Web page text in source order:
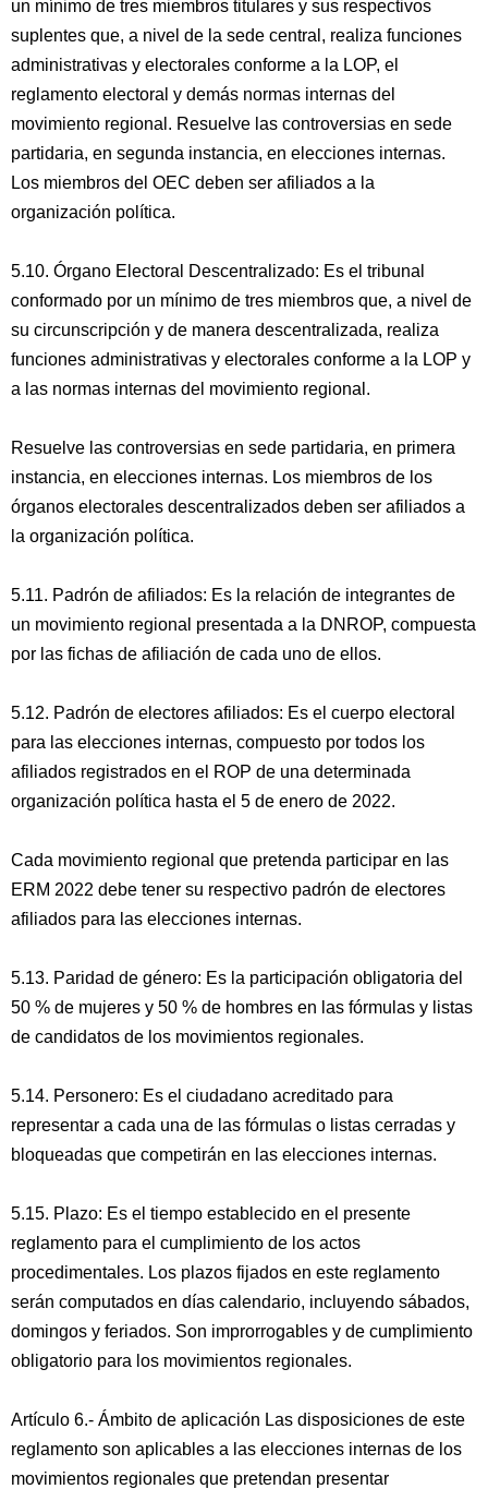
un mínimo de tres miembros titulares y sus respectivos
suplentes que, a nivel de la sede central, realiza funciones
administrativas y electorales conforme a la LOP, el
reglamento electoral y demás normas internas del
movimiento regional. Resuelve las controversias en sede
partidaria, en segunda instancia, en elecciones internas.
Los miembros del OEC deben ser afiliados a la
organización política.
5.10. Órgano Electoral Descentralizado: Es el tribunal
conformado por un mínimo de tres miembros que, a nivel de
su circunscripción y de manera descentralizada, realiza
funciones administrativas y electorales conforme a la LOP y
a las normas internas del movimiento regional.
Resuelve las controversias en sede partidaria, en primera
instancia, en elecciones internas. Los miembros de los
órganos electorales descentralizados deben ser afiliados a
la organización política.
5.11. Padrón de afiliados: Es la relación de integrantes de
un movimiento regional presentada a la DNROP, compuesta
por las fichas de afiliación de cada uno de ellos.
5.12. Padrón de electores afiliados: Es el cuerpo electoral
para las elecciones internas, compuesto por todos los
afiliados registrados en el ROP de una determinada
organización política hasta el 5 de enero de 2022.
Cada movimiento regional que pretenda participar en las
ERM 2022 debe tener su respectivo padrón de electores
afiliados para las elecciones internas.
5.13. Paridad de género: Es la participación obligatoria del
50 % de mujeres y 50 % de hombres en las fórmulas y listas
de candidatos de los movimientos regionales.
5.14. Personero: Es el ciudadano acreditado para
representar a cada una de las fórmulas o listas cerradas y
bloqueadas que competirán en las elecciones internas.
5.15. Plazo: Es el tiempo establecido en el presente
reglamento para el cumplimiento de los actos
procedimentales. Los plazos fijados en este reglamento
serán computados en días calendario, incluyendo sábados,
domingos y feriados. Son improrrogables y de cumplimiento
obligatorio para los movimientos regionales.
Artículo 6.- Ámbito de aplicación Las disposiciones de este
reglamento son aplicables a las elecciones internas de los
movimientos regionales que pretendan presentar